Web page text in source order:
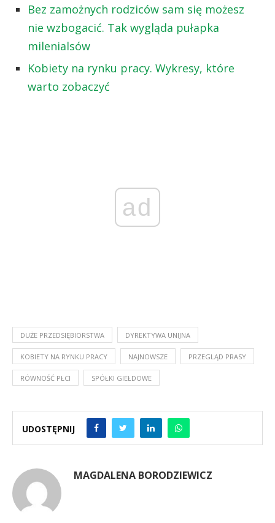
Bez zamożnych rodziców sam się możesz
nie wzbogacić. Tak wygląda pułapka
milenialsów
Kobiety na rynku pracy. Wykresy, które
warto zobaczyć
ad
DUŻE PRZEDSIĘBIORSTWA DYREKTYWA UNIJNA
KOBIETY NA RYNKU PRACY NAJNOWSZE PRZEGLĄD PRASY
RÓWNOŚĆ PŁCI SPÓŁKI GIEŁDOWE
UDOSTĘPNIJ
MAGDALENA BORODZIEWICZ